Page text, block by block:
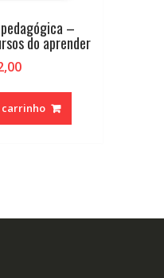
–
do aprender